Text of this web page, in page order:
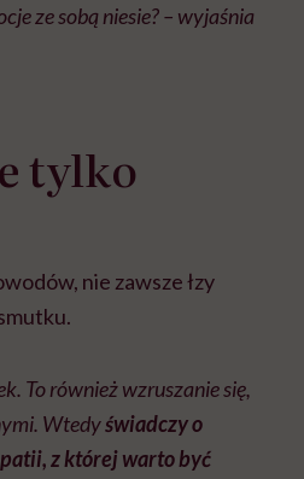
ze sobą niesie? – wyjaśnia
tylko
nie zawsze łzy
To również wzruszanie się,
Wtedyświadczy o
z której warto być